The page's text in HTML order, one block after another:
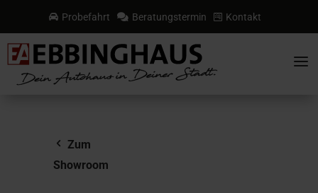
 Probefahrt  Beratungstermin  Kontakt
a
Zum
Showroom